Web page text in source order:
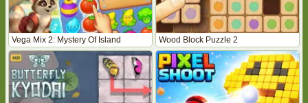
Vega Mix 2: Mystery Of Island Wood Block Puzzle 2